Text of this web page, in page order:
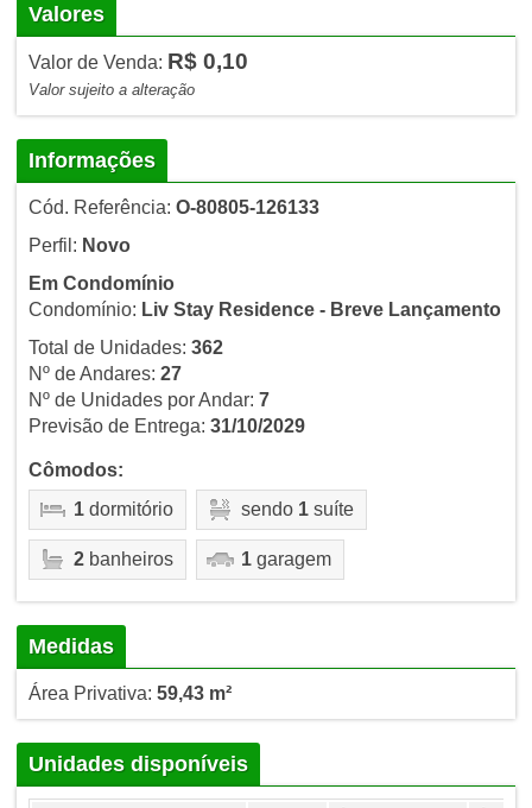
Valores
Valor de Venda: R$ 0,10
Valor sujeito a alteração
Informações
Cód. Referência: O-80805-126133
Perfil: Novo
Em Condomínio
Condomínio: Liv Stay Residence - Breve Lançamento
Total de Unidades: 362
Nº de Andares: 27
Nº de Unidades por Andar: 7
Previsão de Entrega: 31/10/2029
Cômodos:
1dormitório sendo 1suíte
2banheiros 1garagem
Medidas
Área Privativa: 59,43 m²
Unidades disponíveis